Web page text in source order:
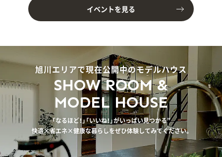
イベントを見る
旭川エリアで現在公開中のモデルハウス
SHOW ROOM &
MODEL HOUSE
「なるほど！」「いいね！」がいっぱい見つかる”
快適×省エネ×健康な暮らしをぜひ体験してみてください。